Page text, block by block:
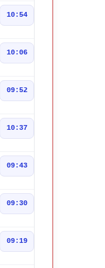
10:54
10:06
09:52
10:37
09:43
09:30
09:19